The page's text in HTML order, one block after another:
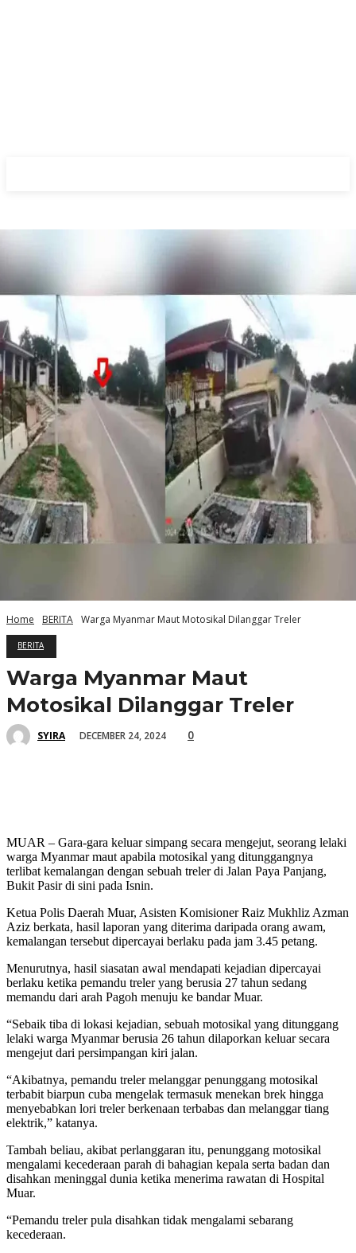
Home BERITA Warga Myanmar Maut Motosikal Dilanggar Treler
BERITA
Warga Myanmar Maut
Motosikal Dilanggar Treler
SYIRA DECEMBER 24, 2024 0
MUAR – Gara-gara keluar simpang secara mengejut, seorang lelaki
warga Myanmar maut apabila motosikal yang ditunggangnya
terlibat kemalangan dengan sebuah treler di Jalan Paya Panjang,
Bukit Pasir di sini pada Isnin.
Ketua Polis Daerah Muar, Asisten Komisioner Raiz Mukhliz Azman
Aziz berkata, hasil laporan yang diterima daripada orang awam,
kemalangan tersebut dipercayai berlaku pada jam 3.45 petang.
Menurutnya, hasil siasatan awal mendapati kejadian dipercayai
berlaku ketika pemandu treler yang berusia 27 tahun sedang
memandu dari arah Pagoh menuju ke bandar Muar.
“Sebaik tiba di lokasi kejadian, sebuah motosikal yang ditunggang
lelaki warga Myanmar berusia 26 tahun dilaporkan keluar secara
mengejut dari persimpangan kiri jalan.
“Akibatnya, pemandu treler melanggar penunggang motosikal
terbabit biarpun cuba mengelak termasuk menekan brek hingga
menyebabkan lori treler berkenaan terbabas dan melanggar tiang
elektrik,” katanya.
Tambah beliau, akibat perlanggaran itu, penunggang motosikal
mengalami kecederaan parah di bahagian kepala serta badan dan
disahkan meninggal dunia ketika menerima rawatan di Hospital
Muar.
“Pemandu treler pula disahkan tidak mengalami sebarang
kecederaan.